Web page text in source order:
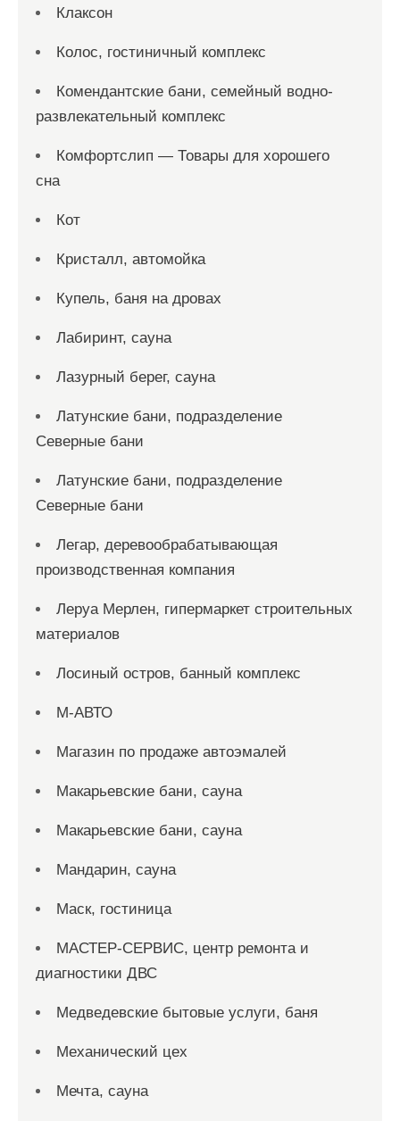
Клаксон
Колос, гостиничный комплекс
Комендантские бани, семейный водно-
развлекательный комплекс
Комфортслип — Товары для хорошего
сна
Кот
Кристалл, автомойка
Купель, баня на дровах
Лабиринт, сауна
Лазурный берег, сауна
Латунские бани, подразделение
Северные бани
Латунские бани, подразделение
Северные бани
Легар, деревообрабатывающая
производственная компания
Леруа Мерлен, гипермаркет строительных
материалов
Лосиный остров, банный комплекс
М-АВТО
Магазин по продаже автоэмалей
Макарьевские бани, сауна
Макарьевские бани, сауна
Мандарин, сауна
Маск, гостиница
МАСТЕР-СЕРВИС, центр ремонта и
диагностики ДВС
Медведевские бытовые услуги, баня
Механический цех
Мечта, сауна